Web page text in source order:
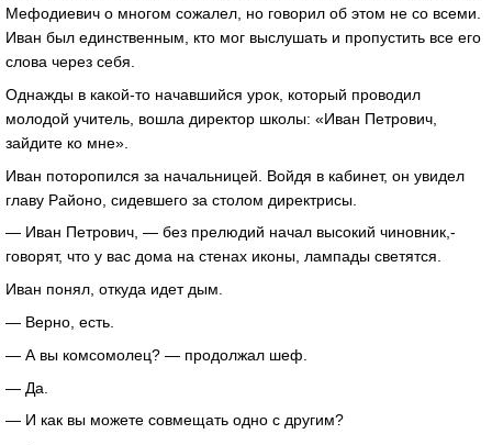
Мефодиевич о многом сожалел, но говорил об этом не со всеми.
Иван был единственным, кто мог выслушать и пропустить все его
слова через себя.
Однажды в какой-то начавшийся урок, который проводил
молодой учитель, вошла директор школы: «Иван Петрович,
зайдите ко мне».
Иван поторопился за начальницей. Войдя в кабинет, он увидел
главу Районо, сидевшего за столом директрисы.
— Иван Петрович, — без прелюдий начал высокий чиновник,-
говорят, что у вас дома на стенах иконы, лампады светятся.
Иван понял, откуда идет дым.
— Верно, есть.
— А вы комсомолец? — продолжал шеф.
— Да.
— И как вы можете совмещать одно с другим?